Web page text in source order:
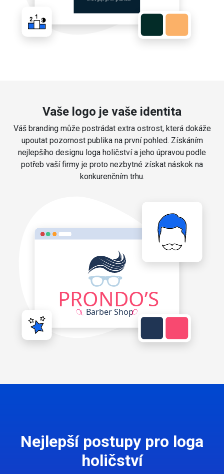
Vaše logo je vaše identita
Váš branding může postrádat extra ostrost, která dokáže
upoutat pozornost publika na první pohled. Získáním
nejlepšího designu loga holičství a jeho úpravou podle
potřeb vaší firmy je proto nezbytné získat náskok na
konkurenčním trhu.
Nejlepší postupy pro loga
holičství